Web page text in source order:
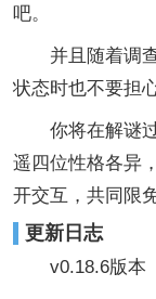
吧。
并且随着调查
状态时也不要担心
你将在解谜过
遥四位性格各异
开交互，共同限
更新日志
v0.18.6版本